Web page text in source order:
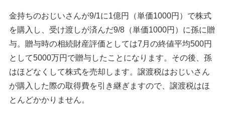
金持ちのおじいさんが9/1に1億円（単価1000円）で株式
を購入し、受け渡しが済んだ9/8（単価1000円）に孫に贈
与。贈与時の相続財産評価としては7月の終値平均500円
として5000万円で贈与したことになります。その後、孫
はほどなくして株式を売却します。譲渡税はおじいさん
が購入した際の取得費を引き継ぎますので、譲渡税はほ
とんどかかりません。